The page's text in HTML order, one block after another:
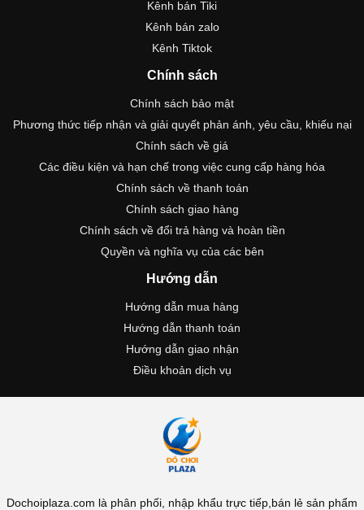
Kênh bán Tiki
Kênh bán zalo
Kênh Tiktok
Chính sách
Chính sách bảo mật
Phương thức tiếp nhận và giải quyết phản ánh, yêu cầu, khiếu nại
Chính sách về giá
Các điều kiện và hạn chế trong việc cung cấp hàng hóa
Chính sách về thanh toán
Chính sách giao hàng
Chính sách về đổi trả hàng và hoàn tiền
Quyền và nghĩa vụ của các bên
Hướng dẫn
Hướng dẫn mua hàng
Hướng dẫn thanh toán
Hướng dẫn giao nhận
Điều khoản dịch vụ
Dochoiplaza.com là phân phối, nhập khẩu trực tiếp,bán lẻ sản phẩm